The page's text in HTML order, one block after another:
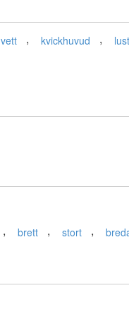
vett , kvickhuvud ,
, brett , stort ,